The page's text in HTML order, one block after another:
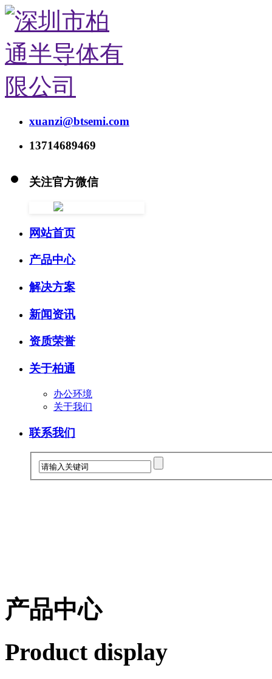
xuanzi@btsemi.com
13714689469
关注官方微信
网站首页
产品中心
解决方案
新闻资讯
资质荣誉
关于柏通
办公环境
关于我们
联系我们
产品中心
Product display